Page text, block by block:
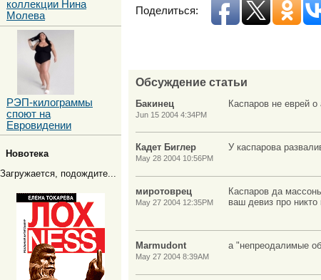
Поделиться:
Обсуждение статьи
Бакинец
Jun 15 2004 4:34PM
Каспаров не еврей о
Кадет Биглер
May 28 2004 10:56PM
У каспарова
миротоврец
May 27 2004 12:35PM
Каспаров да
ваш девиз про
Marmudont
May 27 2004 8:39AM
а "непреодалимые
коллекции Нина
Молева
РЭП-килограммы
споют на
Евровидении
Новотека
Загружается, подождите...